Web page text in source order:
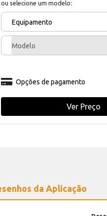
ou selecione um modelo:
Equipamento
Modelo
Opções de pagamento
Ver Preço
da Aplicação